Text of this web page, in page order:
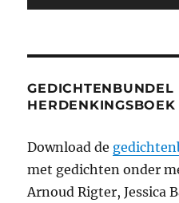
GEDICHTENBUNDEL
HERDENKINGSBOEK
Download de
met gedichten onder
Arnoud Rigter, Jessica